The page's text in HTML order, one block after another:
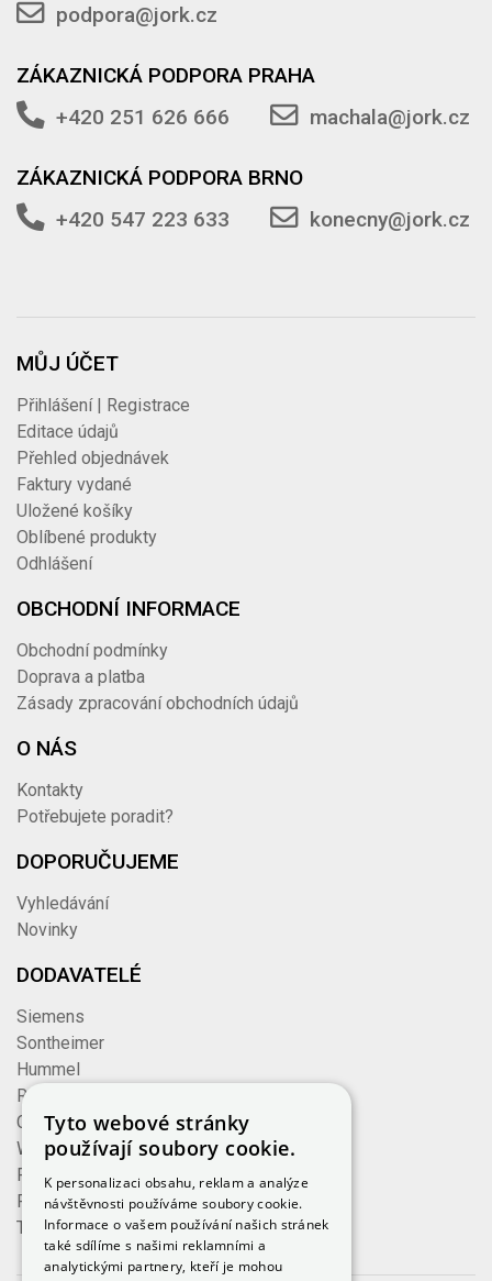
podpora@jork.cz
ZÁKAZNICKÁ PODPORA PRAHA
+420 251 626 666
machala@jork.cz
ZÁKAZNICKÁ PODPORA BRNO
+420 547 223 633
konecny@jork.cz
MŮJ ÚČET
Přihlášení | Registrace
Editace údajů
Přehled objednávek
Faktury vydané
Uložené košíky
Oblíbené produkty
Odhlášení
OBCHODNÍ INFORMACE
Obchodní podmínky
Doprava a platba
Zásady zpracování obchodních údajů
O NÁS
Kontakty
Potřebujete poradit?
DOPORUČUJEME
Vyhledávání
Novinky
DODAVATELÉ
Siemens
Sontheimer
Hummel
Rose
Cembre
Wieland
Formzeug
Finder
TE Connectivity
Tyto webové stránky
používají soubory cookie.
K personalizaci obsahu, reklam a analýze
návštěvnosti používáme soubory cookie.
Informace o vašem používání našich stránek
také sdílíme s našimi reklamními a
analytickými partnery, kteří je mohou